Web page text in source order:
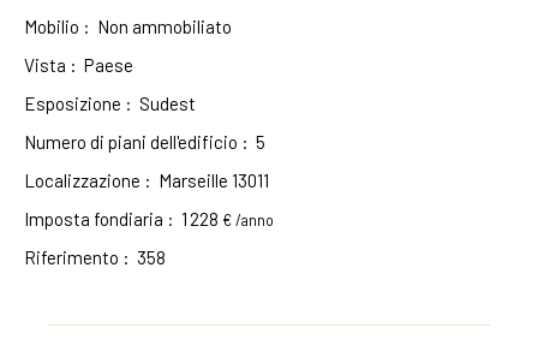
Mobilio : Non ammobiliato
Vista : Paese
Esposizione : Sudest
Numero di piani dell'edificio : 5
Localizzazione : Marseille 13011
Imposta fondiaria : 1 228 € /anno
Riferimento : 358